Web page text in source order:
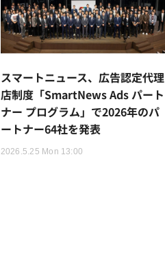
スマートニュース、広告認定代理
店制度「SmartNews Ads パート
ナー プログラム」で2026年のパ
ートナー64社を発表
2026.5.25 Mon 13:00